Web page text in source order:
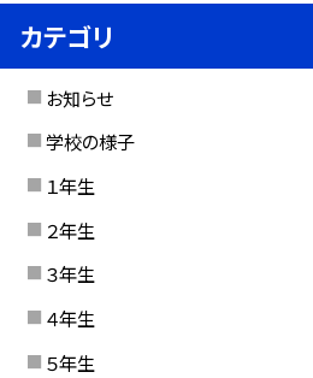
カテゴリ
お知らせ
学校の様子
１年生
２年生
３年生
４年生
５年生